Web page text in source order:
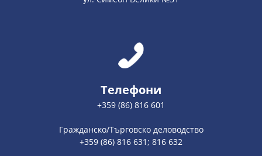
Телефони
+359 (86) 816 601
Гражданско/Търговско деловодство
+359 (86) 816 631; 816 632